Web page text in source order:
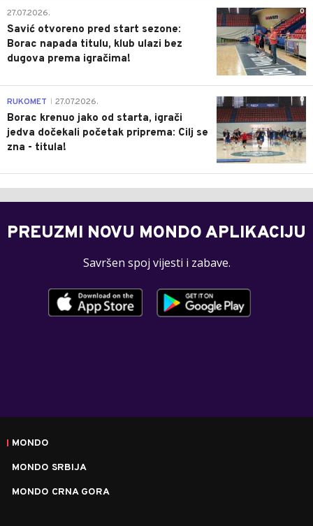
0
27.07.2026.
Savić otvoreno pred start sezone:
Borac napada titulu, klub ulazi bez
dugova prema igračima!
0
RUKOMET 27.07.2026.
Borac krenuo jako od starta, igrači
jedva dočekali početak priprema: Cilj se
zna - titula!
PREUZMI NOVU MONDO APLIKACIJU
Savršen spoj vijesti i zabave.
MONDO
MONDO SRBIJA
MONDO CRNA GORA